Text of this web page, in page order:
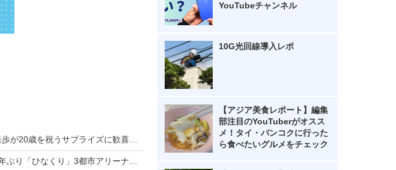
YouTubeチャンネル
10G光回線導入レポ
【アジア美食レポート】編集
部注目のYouTuberがオスス
メ！タイ・バンコクに行った
ら食べたいグルメをチェック